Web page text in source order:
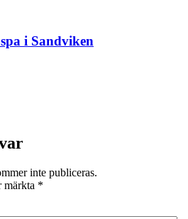
i Sandviken
inte publiceras.
märkta *